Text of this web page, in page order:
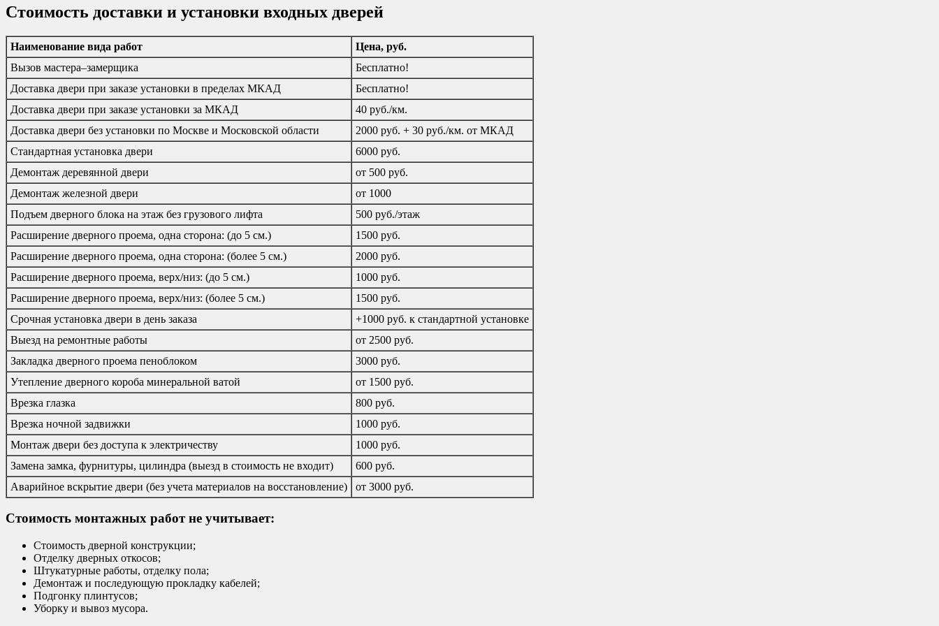
Стоимость доставки и установки входных дверей
Наименование вида работ
Цена, руб.
Вызов мастера–замерщика
Бесплатно!
Доставка двери при заказе установки в пределах МКАД
Бесплатно!
Доставка двери при заказе установки за МКАД
40 руб./км.
Доставка двери без установки по Москве и Московской области
2000 руб. + 30 руб./км. от МКАД
Стандартная установка двери
6000 руб.
Демонтаж деревянной двери
от 500 руб.
Демонтаж железной двери
от 1000
Подъем дверного блока на этаж без грузового лифта
500 руб./этаж
Расширение дверного проема, одна сторона: (до 5 см.)
1500 руб.
Расширение дверного проема, одна сторона: (более 5 см.)
2000 руб.
Расширение дверного проема, верх/низ: (до 5 см.)
1000 руб.
Расширение дверного проема, верх/низ: (более 5 см.)
1500 руб.
Срочная установка двери в день заказа
+1000 руб. к стандартной установке
Выезд на ремонтные работы
от 2500 руб.
Закладка дверного проема пеноблоком
3000 руб.
Утепление дверного короба минеральной ватой
от 1500 руб.
Врезка глазка
800 руб.
Врезка ночной задвижки
1000 руб.
Монтаж двери без доступа к электричеству
1000 руб.
Замена замка, фурнитуры, цилиндра (выезд в стоимость не входит)
600 руб.
Аварийное вскрытие двери (без учета материалов на восстановление)
от 3000 руб.
Стоимость монтажных работ не учитывает:
Стоимость дверной конструкции;
Отделку дверных откосов;
Штукатурные работы, отделку пола;
Демонтаж и последующую прокладку кабелей;
Подгонку плинтусов;
Уборку и вывоз мусора.